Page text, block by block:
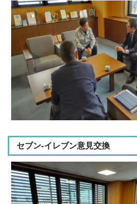
セブン‐イレブン意見交換